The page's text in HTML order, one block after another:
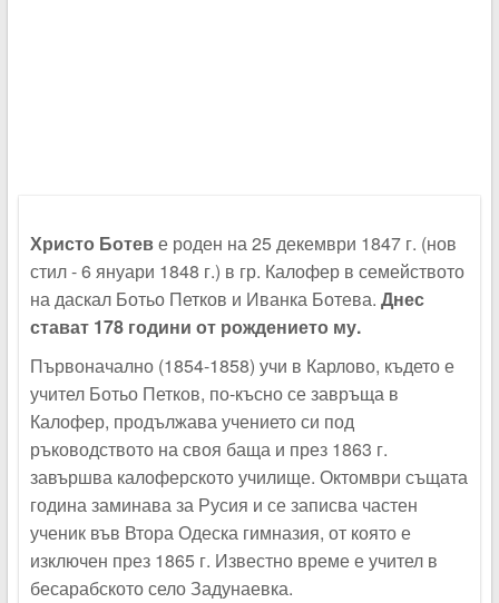
Христо Ботеве роден на 25 декември 1847 г. (нов
стил - 6 януари 1848 г.) в гр. Калофер в семейството
на даскал Ботьо Петков и Иванка Ботева. Днес
стават 178 години от рождението му.
Първоначално (1854-1858) учи в Карлово, където е
учител Ботьо Петков, по-късно се завръща в
Калофер, продължава учението си под
ръководството на своя баща и през 1863 г.
завършва калоферското училище. Октомври същата
година заминава за Русия и се записва частен
ученик във Втора Одеска гимназия, от която е
изключен през 1865 г. Известно време е учител в
бесарабското село Задунаевка.